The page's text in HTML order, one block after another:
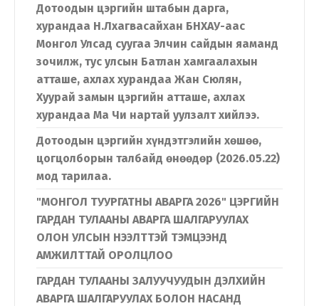
Дотоодын цэргийн штабын дарга,
хурандаа Н.Лхагвасайхан БНХАУ-аас
Монгол Улсад суугаа Элчин сайдын яаманд
зочилж, тус улсын Батлан хамгаалахын
атташе, ахлах хурандаа Жан Сюлян,
Хуурай замын цэргийн атташе, ахлах
хурандаа Ма Чи нартай уулзалт хийлээ.
Дотоодын цэргийн хүндэтгэлийн хөшөө,
цогцолборын талбайд өнөөдөр (2026.05.22)
мод тарилаа.
"МОНГОЛ ТУУРГАТНЫ АВАРГА 2026" ЦЭРГИЙН
ГАРДАН ТУЛААНЫ АВАРГА ШАЛГАРУУЛАХ
ОЛОН УЛСЫН НЭЭЛТТЭЙ ТЭМЦЭЭНД
АМЖИЛТТАЙ ОРОЛЦЛОО
ГАРДАН ТУЛААНЫ ЗАЛУУЧУУДЫН ДЭЛХИЙН
АВАРГА ШАЛГАРУУЛАХ БОЛОН НАСАНД